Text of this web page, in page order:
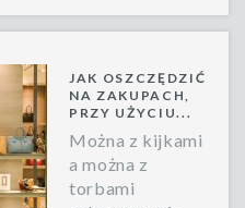
JAK OSZCZĘDZIĆ
NA ZAKUPACH,
PRZY UŻYCIU...
Można z kijkami
a można z
torbami